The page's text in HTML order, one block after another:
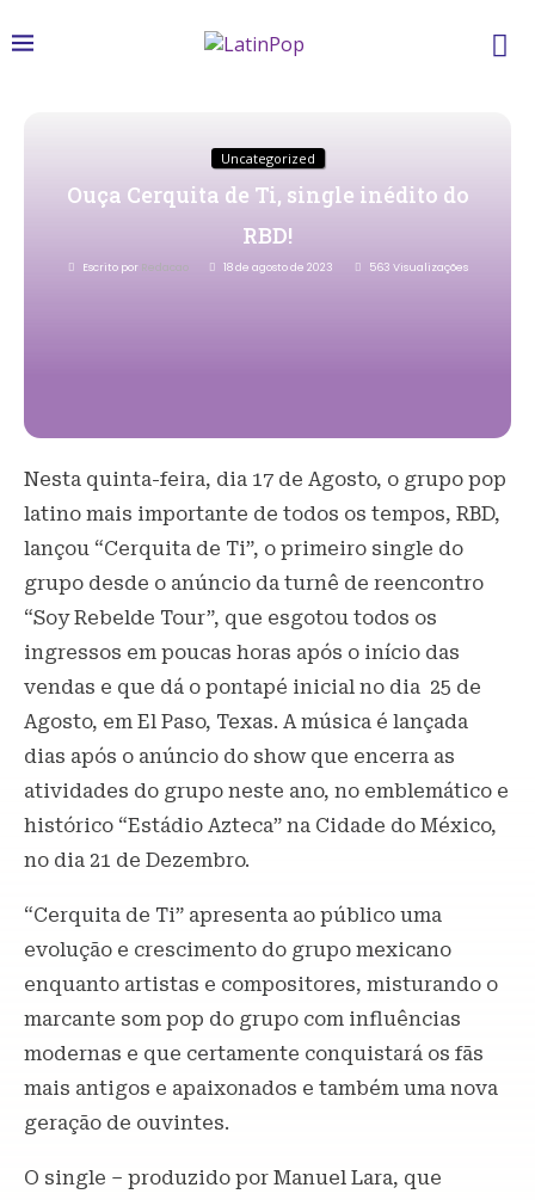
Uncategorized
Ouça Cerquita de Ti, single inédito do
RBD!
Escrito por Redacao 18 de agosto de 2023 563 Visualizações
Nesta quinta-feira, dia 17 de Agosto, o grupo pop
latino mais importante de todos os tempos, RBD,
lançou “Cerquita de Ti”, o primeiro single do
grupo desde o anúncio da turnê de reencontro
“Soy Rebelde Tour”, que esgotou todos os
ingressos em poucas horas após o início das
vendas e que dá o pontapé inicial no dia 25 de
Agosto, em El Paso, Texas. A música é lançada
dias após o anúncio do show que encerra as
atividades do grupo neste ano, no emblemático e
histórico “Estádio Azteca” na Cidade do México,
no dia 21 de Dezembro.
“Cerquita de Ti” apresenta ao público uma
evolução e crescimento do grupo mexicano
enquanto artistas e compositores, misturando o
marcante som pop do grupo com influências
modernas e que certamente conquistará os fãs
mais antigos e apaixonados e também uma nova
geração de ouvintes.
O single – produzido por Manuel Lara, que